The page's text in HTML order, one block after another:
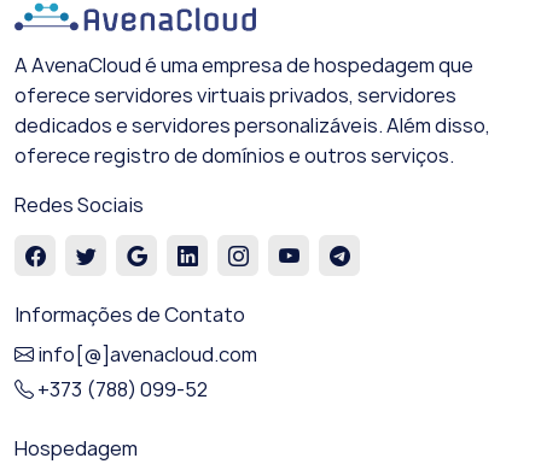
A AvenaCloud é uma empresa de hospedagem que
oferece servidores virtuais privados, servidores
dedicados e servidores personalizáveis. Além disso,
oferece registro de domínios e outros serviços.
Redes Sociais
Informações de Contato
info[@]avenacloud.com
+373 (788) 099-52
Hospedagem